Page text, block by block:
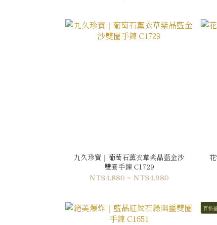
九久珍寶｜葡萄石薰衣草紫晶藍金沙
雙圈手鍊 C1729
NT$4,880 ~ NT$4,980
百搭